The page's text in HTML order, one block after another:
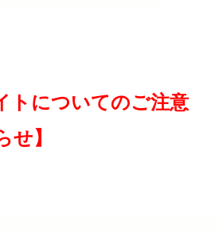
トについてのご注意
せ】